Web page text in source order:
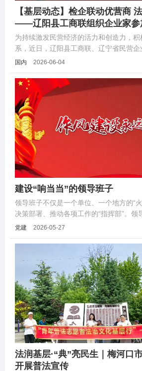
【基层动态】检企联动优营商
——辽阳县工商联组织企业家参
座谈会暨警示教育活动
为持续激发民营经济的活力和创造力，积
系，近日，辽阳县工商联、辽宁省民营
处、县人民检察院联合举办优化营商环境
国内 2026-06-04
建设“响当当”的领导班子
领导班子不仅是一个单位、一个地方的“
决策部署、推动各项工作的“指挥部”。领
运转的强与弱、运行效率的高与低，直接
党建 2026-05-27
法润基层·“典”亮民生｜梅河口
开展普法宣传